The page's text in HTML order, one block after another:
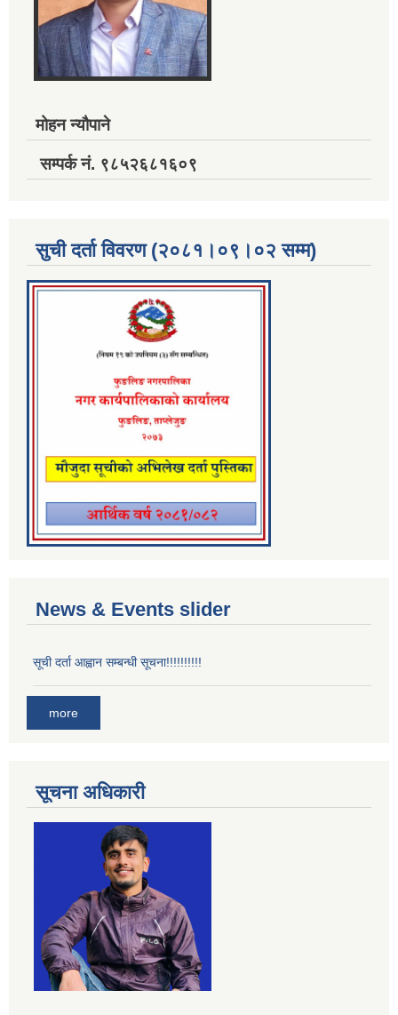
मोहन न्यौपाने
सम्पर्क नं. ९८५२६८१६०९
सुची दर्ता विवरण (२०८१।०९।०२ सम्म)
News & Events slider
सूची दर्ता आह्वान सम्बन्धी सूचना!!!!!!!!!!
more
सूचना अधिकारी